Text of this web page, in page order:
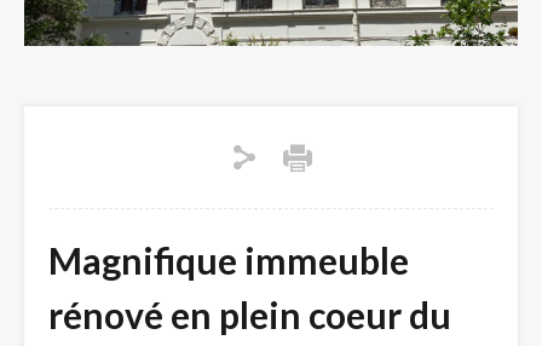
Magnifique immeuble
rénové en plein coeur du